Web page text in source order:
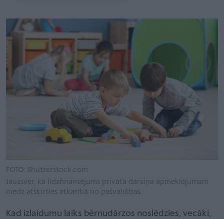
FOTO: Shutterstock.com
Jāuzsver, ka līdzfinansējums privātā dārziņa apmeklējumam
mēdz atšķirties atkarībā no pašvaldības.
Kad izlaidumu laiks bērnudārzos noslēdzies, vecāki,